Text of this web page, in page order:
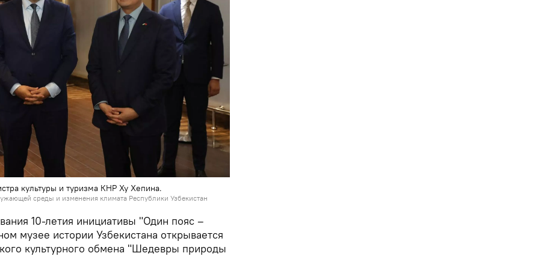
культуры и туризма КНР Ху Хепина.
среды и изменения климата Республики Узбекистан
10-летия инициативы "Один пояс –
музее истории Узбекистана открывается
культурного обмена "Шедевры природы